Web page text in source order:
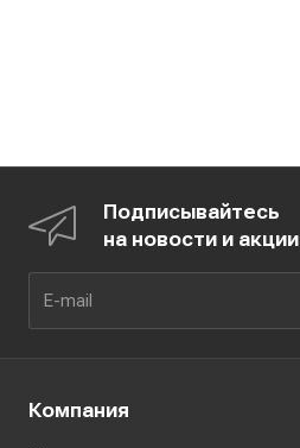
Подписывайтесь
на новости и акции
Компания